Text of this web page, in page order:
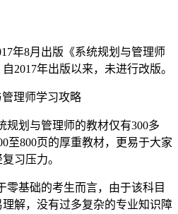
年8月出版《系统规划与管理师
2017年出版以来，未进行改版。
规划与管理师的教材仅有300多
至800页的厚重教材，更易于大家
习压力。
零基础的考生而言，由于该科目
解，没有过多复杂的专业知识障